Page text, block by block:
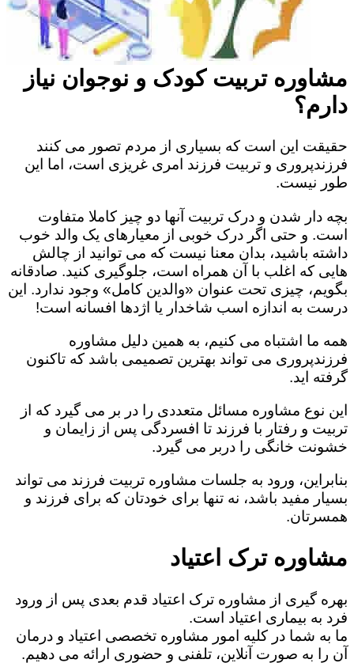
مشاوره تربیت کودک و نوجوان نیاز
دارم؟
حقیقت این است که بسیاری از مردم تصور می کنند
فرزندپروری و تربیت فرزند امری غریزی است، اما این
طور نیست.
بچه دار شدن و درک تربیت آنها دو چیز کاملا متفاوت
است. و حتی اگر درک خوبی از معیارهای یک والد خوب
داشته باشید، بدان معنا نیست که می توانید از چالش
هایی که اغلب با آن همراه است، جلوگیری کنید. صادقانه
بگویم، چیزی تحت عنوان «والدین کامل» وجود ندارد. این
درست به اندازه اسب شاخدار یا اژدها افسانه است!
همه ما اشتباه می کنیم، به همین دلیل مشاوره
فرزندپروری می تواند بهترین تصمیمی باشد که تاکنون
گرفته اید.
این نوع مشاوره مسائل متعددی را در بر می گیرد که از
تربیت و رفتار با فرزند تا افسردگی پس از زایمان و
خشونت خانگی را دربر می گیرد.
بنابراین، ورود به جلسات مشاوره تربیت فرزند می تواند
بسیار مفید باشد، نه تنها برای خودتان که برای فرزند و
همسرتان.
مشاوره ترک اعتیاد
بهره گیری از مشاوره ترک اعتیاد قدم بعدی پس از ورود
فرد به بیماری اعتیاد است.
ما به شما در کلیه امور مشاوره تخصصی اعتیاد و درمان
آن را به صورت آنلاین، تلفنی و حضوری ارائه می دهیم.